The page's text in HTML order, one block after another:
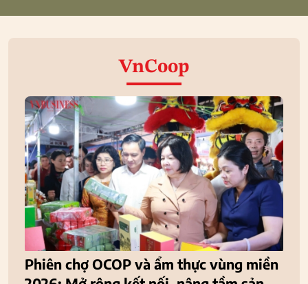
VnCoop
Phiên chợ OCOP và ẩm thực vùng miền